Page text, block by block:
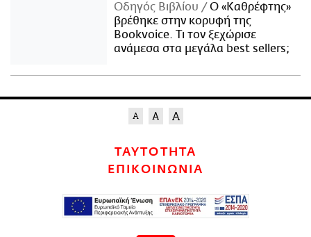
Οδηγός Βιβλίου
Ο «Καθρέφτης»
βρέθηκε στην κορυφή της
Bookvoice. Τι τον ξεχώρισε
ανάμεσα στα μεγάλα best sellers;
ΤΑΥΤΟΤΗΤΑ
ΕΠΙΚΟΙΝΩΝΙΑ